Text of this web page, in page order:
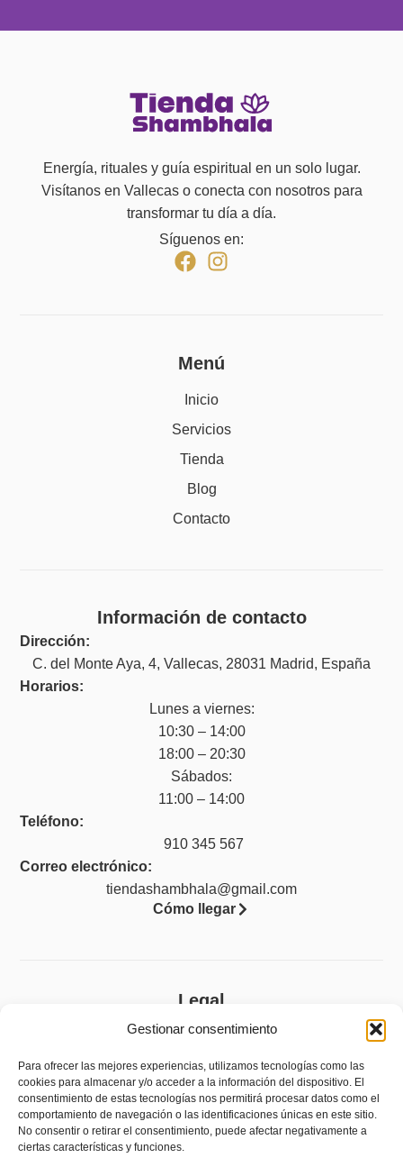
Gestionar consentimiento
Para ofrecer las mejores experiencias, utilizamos tecnologías como las
cookies para almacenar y/o acceder a la información del dispositivo. El
consentimiento de estas tecnologías nos permitirá procesar datos como el
comportamiento de navegación o las identificaciones únicas en este sitio.
No consentir o retirar el consentimiento, puede afectar negativamente a
ciertas características y funciones.
Energía, rituales y guía espiritual en un solo lugar.
Visítanos en Vallecas o conecta con nosotros para
transformar tu día a día.
Síguenos en:
Menú
Inicio
Servicios
Tienda
Blog
Contacto
Información de contacto
Dirección:
C. del Monte Aya, 4, Vallecas, 28031 Madrid, España
Horarios:
Lunes a viernes:
10:30 – 14:00
18:00 – 20:30
Sábados:
11:00 – 14:00
Teléfono:
910 345 567
Correo electrónico:
tiendashambhala@gmail.com
Cómo llegar
Legal
Aviso legal
Política de privacidad
Política de cookies (UE)
Accesibilidad
Política de devoluciones y reembolsos